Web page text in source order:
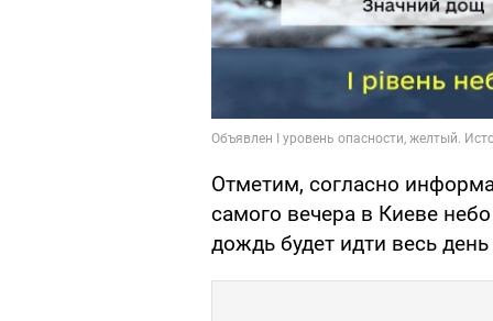
Отметим, согласно
самого вечера в Киеве
дождь будет идти весь